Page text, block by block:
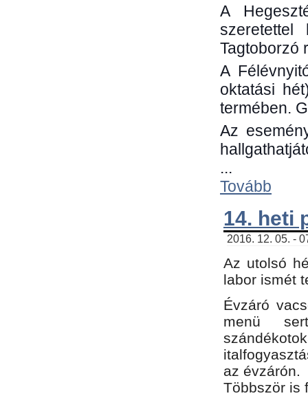
A
Tagtoborzó
A
oktatási
termében.
Az
...
Tovább
14. heti
2016. 12. 05. -
Az utolsó
labor ismét
Évzáró
menü
az évzárón.
Többször is